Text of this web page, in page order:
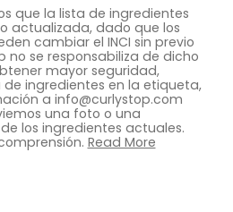
que la lista de ingredientes
actualizada, dado que los
cambiar el INCI sin previo
no se responsabiliza de dicho
mayor seguridad,
de ingredientes en la etiqueta,
a info@curlystop.com
una foto o una
los ingredientes actuales.
Read More